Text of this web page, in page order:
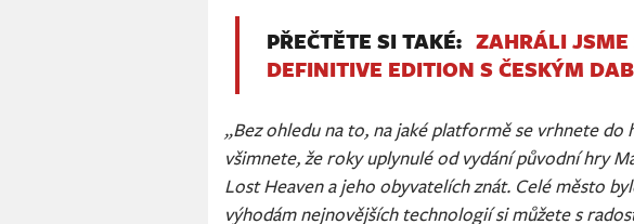
PŘEČTĚTE SI TAKÉ: ZAHRÁLI
DEFINITIVE EDITION S ČESKÝM
„Bez ohledu na to, na jaké platformě se vrhnete
všimnete, že roky uplynulé od vydání původní hry
Lost Heaven a jeho obyvatelích znát. Celé město
výhodám nejnovějších technologií si můžete s